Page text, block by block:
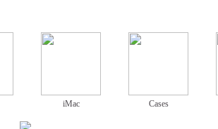
iMac Cases